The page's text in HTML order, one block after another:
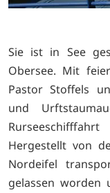
Sie ist in See
Obersee. Mit
Pastor Stoffels
und
Hergestellt von
Nordeifel
gelassen worden